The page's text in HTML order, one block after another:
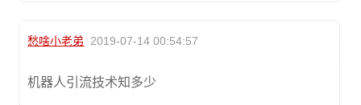
愁啥小老弟 2019-07-14 00:54:57
机器人引流技术知多少